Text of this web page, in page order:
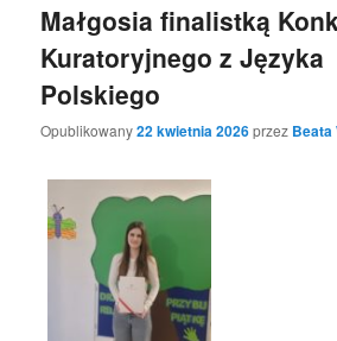
Małgosia finalistką
Kuratoryjnego z Języka
Polskiego
Opublikowany22 kwietnia 2026przez Beata